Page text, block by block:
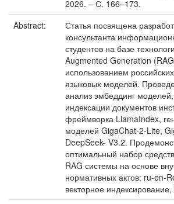
2026. – С. 166–173.
Abstract:
Статья посвящена
консультанта
студентов на базе
Augmented Generation
использованием
языковых моделей.
анализ эмбеддинг
индексации документов
фреймворка LlamaIndex,
моделей GigaChat-2-Lite,
DeepSeek- V3.2.
оптимальный набор
RAG системы на основе
нормативных актов: ru-en-
векторное